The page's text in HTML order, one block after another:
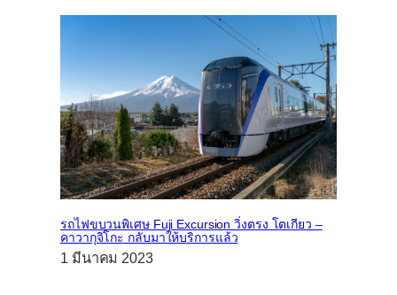
รถไฟขบวนพิเศษ Fuji Excursion วิ่งตรง โตเกียว –
คาวากุจิโกะ กลับมาให้บริการแล้ว
1 มีนาคม 2023